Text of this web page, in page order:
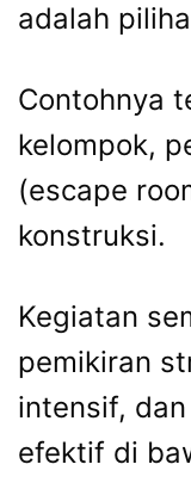
adalah
Contohnya
kelompok,
(escape
konstruksi.
Kegiatan
pemikiran
intensif,
efektif di